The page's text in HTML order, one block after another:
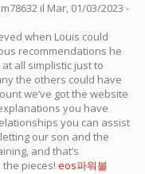
il Mar, 01/03/2023 -
when Louis could
recommendations he
all simplistic just to
the others could have
we’ve got the website
you have
you can assist
our son and the
and that’s
pieces! eos파워볼